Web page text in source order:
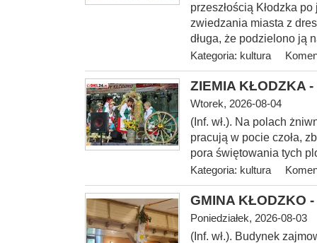
przeszłością Kłodzka
zwiedzania miasta z
długa, że podzielono ją
Kategoria: kultura
ZIEMIA KŁODZKA
Wtorek, 2026-08-04
(Inf. wł.). Na polach
pracują w pocie czoła,
pora świętowania tych
Kategoria: kultura
GMINA KŁODZKO
Poniedziałek, 2026-08-03
(Inf. wł.). Budynek